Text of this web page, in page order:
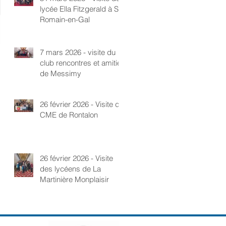
lycée Ella Fitzgerald à St-
Romain-en-Gal
7 mars 2026 - visite du
club rencontres et amitié
de Messimy
26 février 2026 - Visite du
CME de Rontalon
26 février 2026 - Visite
des lycéens de La
Martinière Monplaisir